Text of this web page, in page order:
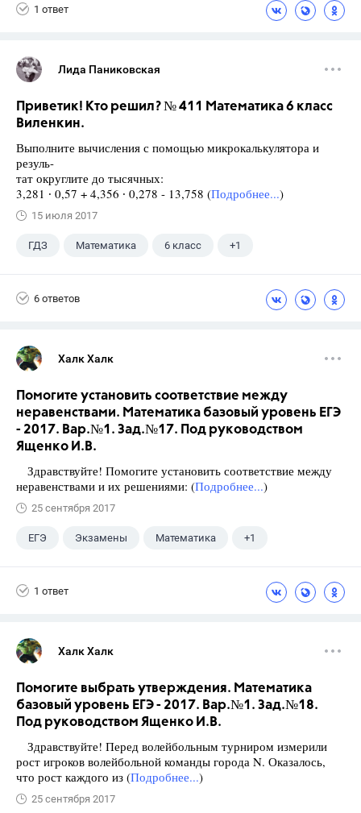
1 ответ
Лида Паниковская
Приветик! Кто решил? № 411 Математика 6 класс
Виленкин.
Выполните вычисления с помощью микрокалькулятора и
резуль-
тат округлите до тысячных:
3,281 ∙ 0,57 + 4,356 ∙ 0,278 - 13,758 (Подробнее...)
15 июля 2017
ГДЗ Математика 6 класс +1
6 ответов
Халк Халк
Помогите установить соответствие между
неравенствами. Математика базовый уровень ЕГЭ
- 2017. Вар.№1. Зад.№17. Под руководством
Ященко И.В.
Здравствуйте! Помогите установить соответствие между
неравенствами и их решениями: (Подробнее...)
25 сентября 2017
ЕГЭ Экзамены Математика +1
1 ответ
Халк Халк
Помогите выбрать утверждения. Математика
базовый уровень ЕГЭ - 2017. Вар.№1. Зад.№18.
Под руководством Ященко И.В.
Здравствуйте! Перед волейбольным турниром измерили
рост игроков волейбольной команды города N. Оказалось,
что рост каждого из (Подробнее...)
25 сентября 2017